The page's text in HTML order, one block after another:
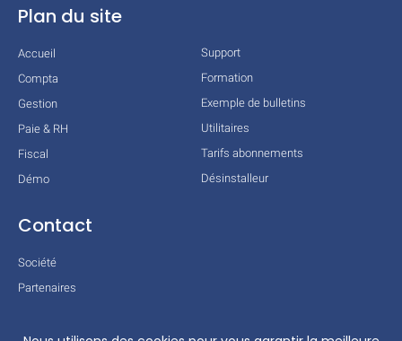
Plan du site
Accueil
Compta
Gestion
Paie & RH
Fiscal
Démo
Support
Formation
Exemple de bulletins
Utilitaires
Tarifs abonnements
Désinstalleur
Contact
Société
Partenaires
Mentions légales